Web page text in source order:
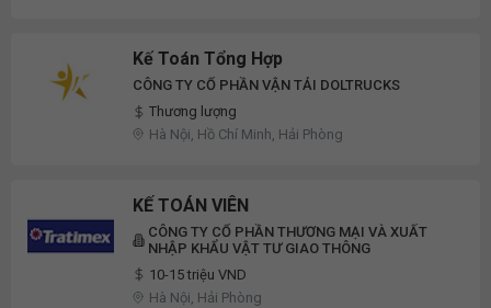
Kế Toán Tổng Hợp
CÔNG TY CỔ PHẦN VẬN TẢI DOLTRUCKS
Thương lượng
Hà Nội, Hồ Chí Minh, Hải Phòng
KẾ TOÁN VIÊN
CÔNG TY CỔ PHẦN THƯƠNG MẠI VÀ XUẤT
NHẬP KHẨU VẬT TƯ GIAO THÔNG
10-15 triệu VND
Hà Nội, Hải Phòng